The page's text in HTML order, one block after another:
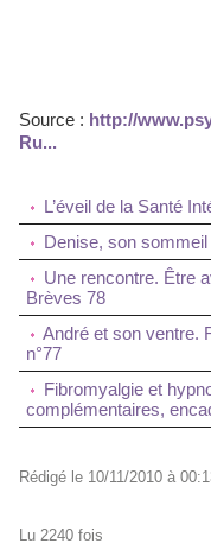
Source : http://
Ru...
L’éveil de la Santé
Denise, son
Une rencontre. Être
Brèves 78
André et son ventre.
n°77
Fibromyalgie et
complémentaires,
Rédigé le 10/11/2010 à
Lu 2240 fois